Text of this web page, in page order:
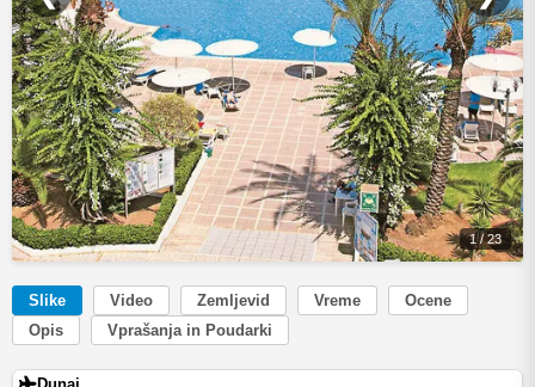
1 / 23
Slike Video Zemljevid Vreme
Ocene
Opis
Vprašanja in Poudarki